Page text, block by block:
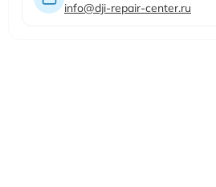
info@dji-repair-center.ru